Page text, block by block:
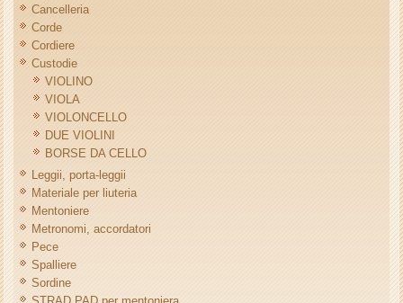
Cancelleria
Corde
Cordiere
Custodie
VIOLINO
VIOLA
VIOLONCELLO
DUE VIOLINI
BORSE DA CELLO
Leggii, porta-leggii
Materiale per liuteria
Mentoniere
Metronomi, accordatori
Pece
Spalliere
Sordine
STRAD PAD per mentoniera